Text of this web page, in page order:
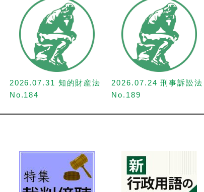
2026.07.31 知的財産法
No.184
2026.07.24 刑事訴訟法
No.189